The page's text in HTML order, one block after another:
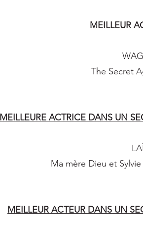
MEILLEUR
The Secret
MEILLEURE ACTRICE DANS UN
Ma mère Dieu et
MEILLEUR ACTEUR DANS UN